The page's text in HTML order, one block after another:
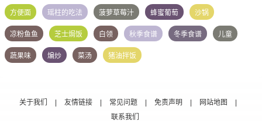
方便面 瑶柱的吃法 菠萝草莓汁 蜂蜜葡萄 沙锅
凉粉鱼鱼 芝士焗饭 白领 秋季食谱 冬季食谱 儿童
蔬果味 煸炒 菜汤 猪油拌饭
关于我们 | 友情链接 | 常见问题 | 免责声明 | 网站地图
|
联系我们